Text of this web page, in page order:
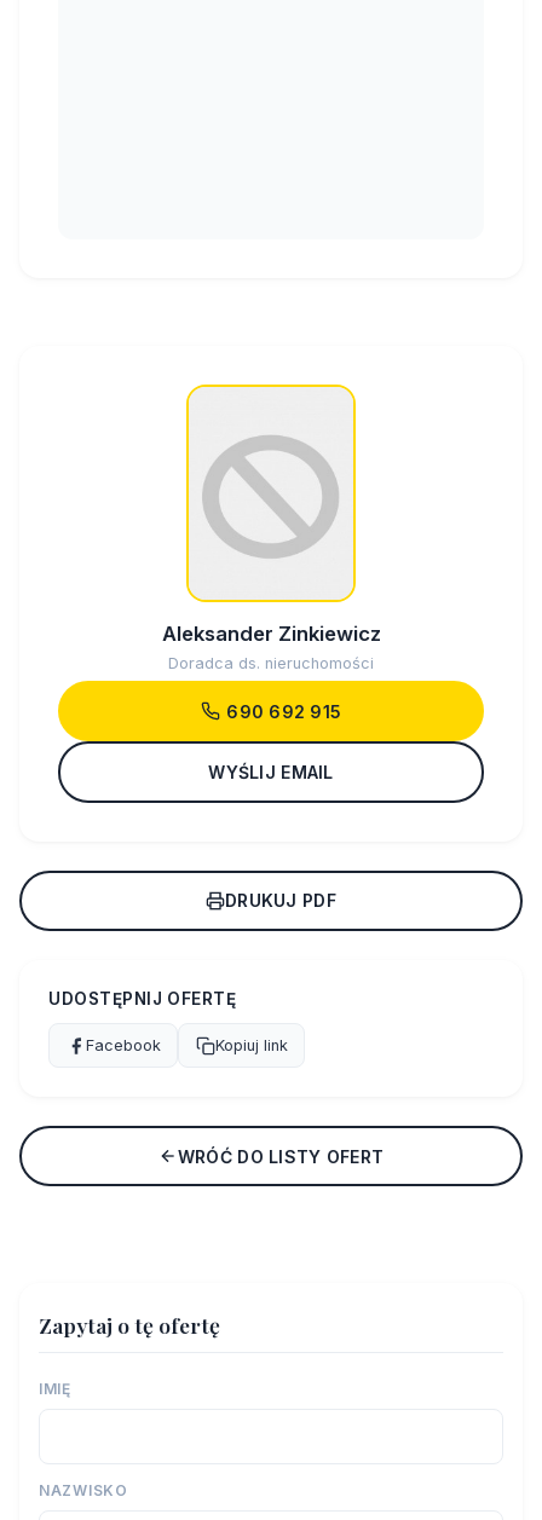
Aleksander Zinkiewicz
Doradca ds. nieruchomości
690 692 915
WYŚLIJ EMAIL
DRUKUJ PDF
UDOSTĘPNIJ OFERTĘ
Facebook Kopiuj link
WRÓĆ DO LISTY OFERT
Zapytaj o tę ofertę
IMIĘ
NAZWISKO